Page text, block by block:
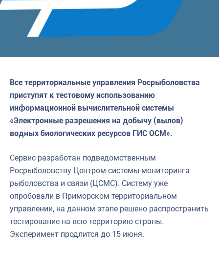
Все территориальные управления Росрыболовства
приступят к тестовому использованию
информационной вычислительной системы
«Электронные разрешения на добычу (вылов)
водных биологических ресурсов ГИС ОСМ».
Сервис разработан подведомственным
Росрыболовству Центром системы мониторинга
рыболовства и связи (ЦСМС). Систему уже
опробовали в Приморском территориальном
управлении, на данном этапе решено распространить
тестирование на всю территорию страны.
Эксперимент продлится до 15 июня.